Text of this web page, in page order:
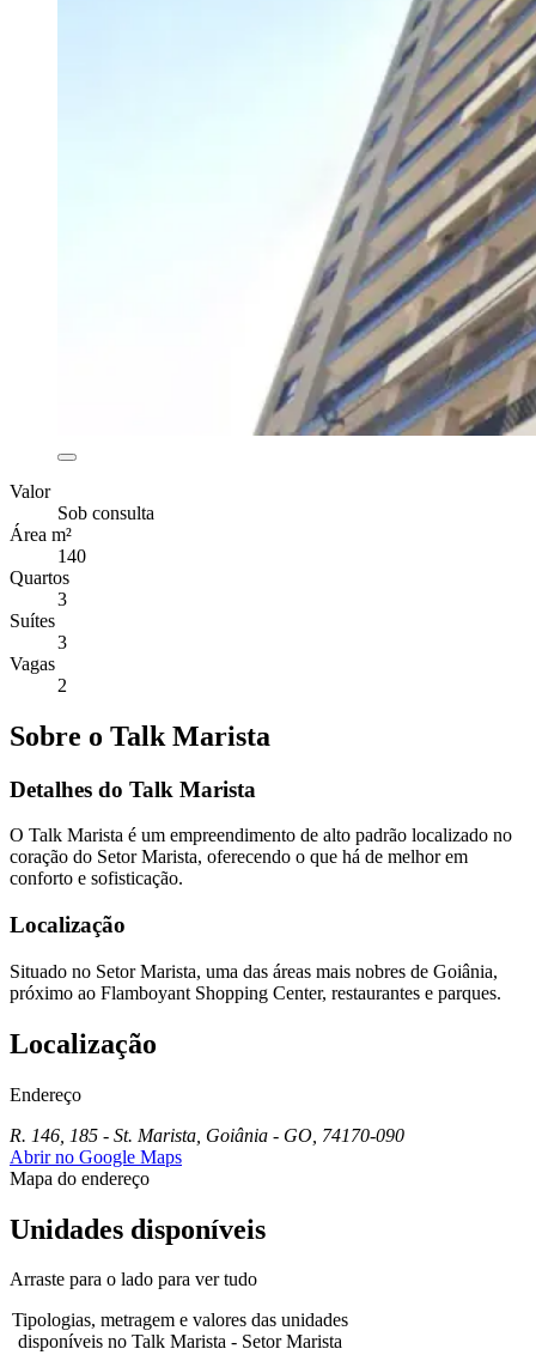
Valor
Sob consulta
Área m²
140
Quartos
3
Suítes
3
Vagas
2
Sobre o Talk Marista
Detalhes do Talk Marista
O Talk Marista é um empreendimento de alto padrão localizado no
coração do Setor Marista, oferecendo o que há de melhor em
conforto e sofisticação.
Localização
Situado no Setor Marista, uma das áreas mais nobres de Goiânia,
próximo ao Flamboyant Shopping Center, restaurantes e parques.
Localização
Endereço
R. 146, 185 - St. Marista, Goiânia - GO, 74170-090
Abrir no Google Maps
Mapa do endereço
Unidades disponíveis
Arraste para o lado para ver tudo
Tipologias, metragem e valores das unidades
disponíveis no Talk Marista - Setor Marista